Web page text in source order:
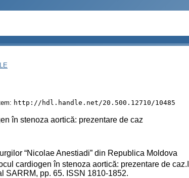
http://hdl.handle.net/20.500.12710/10485
în stenoza aortică: prezentare de caz
“Nicolae Anestiadi” din Republica Moldova
cardiogen în stenoza aortică: prezentare de
SARRM, pp. 65. ISSN 1810-1852.